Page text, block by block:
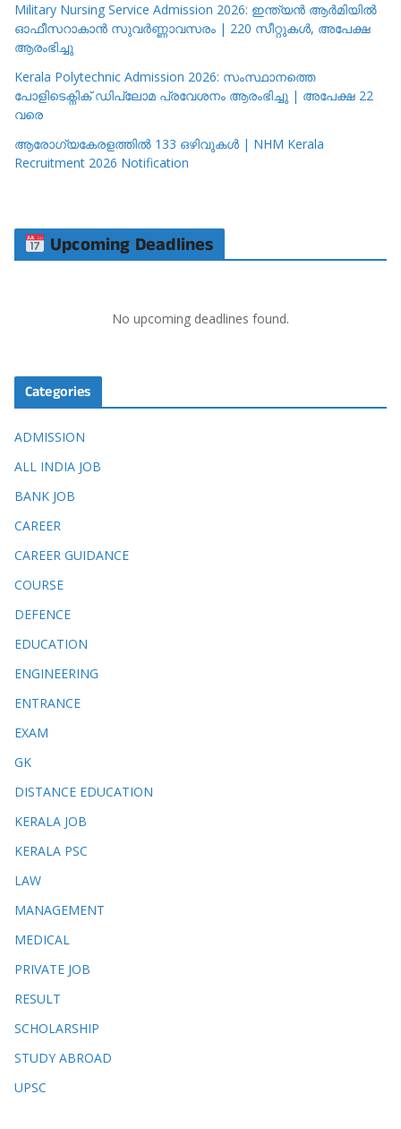
Military Nursing Service Admission 2026: ഇന്ത്യൻ ആർമിയിൽ
ഓഫീസറാകാൻ സുവർണ്ണാവസരം | 220 സീറ്റുകൾ, അപേക്ഷ
ആരംഭിച്ചു
Kerala Polytechnic Admission 2026: സംസ്ഥാനത്തെ
പോളിടെക്നിക് ഡിപ്ലോമ പ്രവേശനം ആരംഭിച്ചു | അപേക്ഷ 22
വരെ
ആരോഗ്യകേരളത്തിൽ 133 ഒഴിവുകൾ | NHM Kerala
Recruitment 2026 Notification
Upcoming Deadlines
No upcoming deadlines found.
Categories
ADMISSION
ALL INDIA JOB
BANK JOB
CAREER
CAREER GUIDANCE
COURSE
DEFENCE
EDUCATION
ENGINEERING
ENTRANCE
EXAM
GK
DISTANCE EDUCATION
KERALA JOB
KERALA PSC
LAW
MANAGEMENT
MEDICAL
PRIVATE JOB
RESULT
SCHOLARSHIP
STUDY ABROAD
UPSC